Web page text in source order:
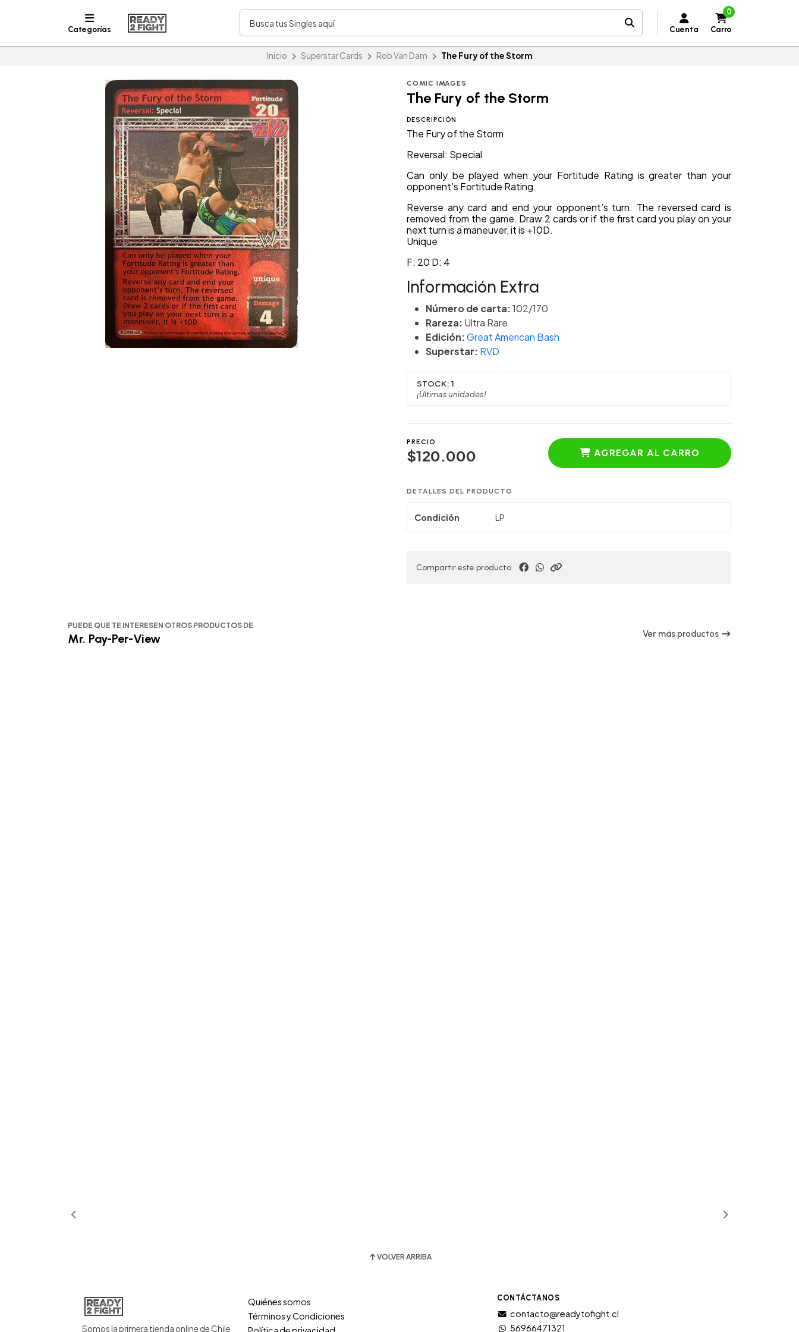
Categorías Cuenta
0
Carro
Inicio Superstar Cards Rob Van Dam The Fury of the Storm
COMIC IMAGES
The Fury of the Storm
DESCRIPCIÓN
The Fury of the Storm
Reversal: Special
Can only be played when your Fortitude Rating is greater than your
opponent’s Fortitude Rating.
Reverse any card and end your opponent’s turn. The reversed card is
removed from the game. Draw 2 cards or if the first card you play on your
next turn is a maneuver, it is +10D.
Unique
F: 20 D: 4
Información Extra
Número de carta:102/170
Rareza: Ultra Rare
Edición:Great American Bash
Superstar: RVD
STOCK: 1
¡Últimas unidades!
PRECIO
$120.000 AGREGAR AL CARRO
DETALLES DEL PRODUCTO
Condición LP
Compartir este producto
PUEDE QUE TE INTERESEN OTROS PRODUCTOS DE
Mr. Pay-Per-View Ver más productos
VOLVER ARRIBA
Somos la primera tienda online de Chile
Quiénes somos
Términos y Condiciones
CONTÁCTANOS
contacto@readytofight.cl
56966471321